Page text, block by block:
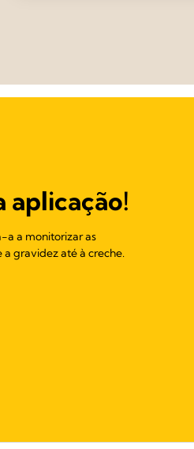
aplicação!
a a monitorizar as
a gravidez até à creche.